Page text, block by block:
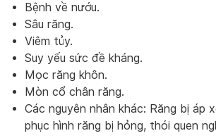
Bệnh về nướu.
Sâu răng.
Viêm tủy.
Suy yếu sức đề kháng.
Mọc răng khôn.
Mòn cổ chân răng.
Các nguyên nhân khác: Răng bị áp
phục hình răng bị hỏng, thói quen